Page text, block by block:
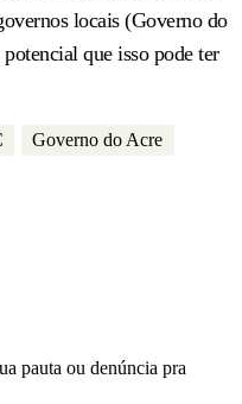
locais (Governo do
que isso pode ter
Governo do Acre
pauta ou denúncia pra